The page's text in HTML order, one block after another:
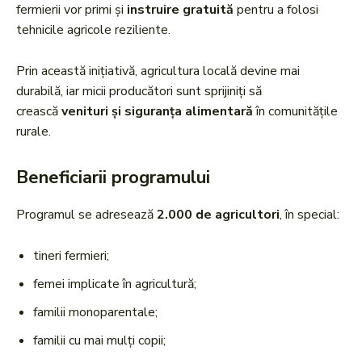
fermierii vor primi și instruire gratuită pentru a folosi
tehnicile agricole reziliente.
Prin această inițiativă, agricultura locală devine mai
durabilă, iar micii producători sunt sprijiniți să
creascăvenituri și siguranța alimentarăîn comunitățile
rurale.
Beneficiarii programului
Programul se adresează2.000 de agricultori, în special:
tineri fermieri;
femei implicate în agricultură;
familii monoparentale;
familii cu mai mulți copii;